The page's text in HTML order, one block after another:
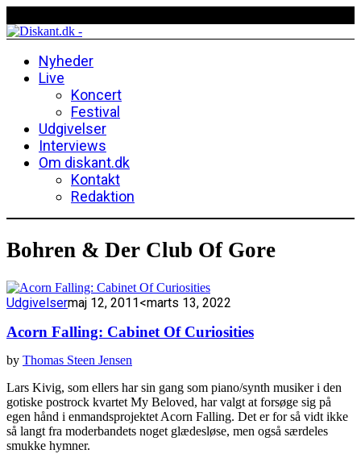
Nyheder
Live
Koncert
Festival
Udgivelser
Interviews
Om diskant.dk
Kontakt
Redaktion
Bohren & Der Club Of Gore
Udgivelsermaj 12, 2011<marts 13, 2022
Acorn Falling: Cabinet Of Curiosities
by Thomas Steen Jensen
Lars Kivig, som ellers har sin gang som piano/synth musiker i den
gotiske postrock kvartet My Beloved, har valgt at forsøge sig på
egen hånd i enmandsprojektet Acorn Falling. Det er for så vidt ikke
så langt fra moderbandets noget glædesløse, men også særdeles
smukke hymner.